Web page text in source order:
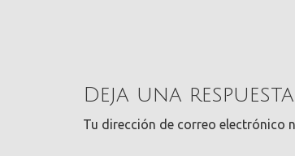
Deja una respuesta
Tu dirección de correo electrónico